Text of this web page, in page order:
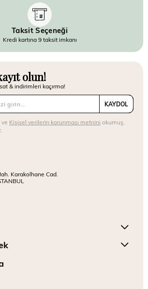
Taksit Seçeneği
Kredi kartına 9 taksit imkanı
olun!
& indirimleri kaçırma!
KAYDOL
ve Kişisel verilerin korunması metnini okumuş,
Karakolhane Cad.